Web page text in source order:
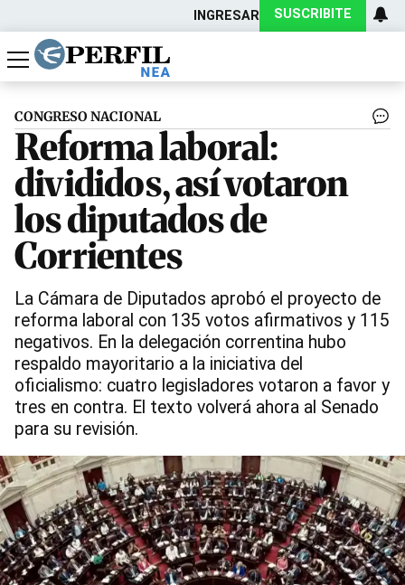
INGRESAR SUSCRIBITE
Política
Economía
Actualidad
CONGRESO NACIONAL
Reforma laboral:
divididos, así votaron
los diputados de
Corrientes
La Cámara de Diputados aprobó el proyecto de
reforma laboral con 135 votos afirmativos y 115
negativos. En la delegación correntina hubo
respaldo mayoritario a la iniciativa del
oficialismo: cuatro legisladores votaron a favor y
tres en contra. El texto volverá ahora al Senado
para su revisión.